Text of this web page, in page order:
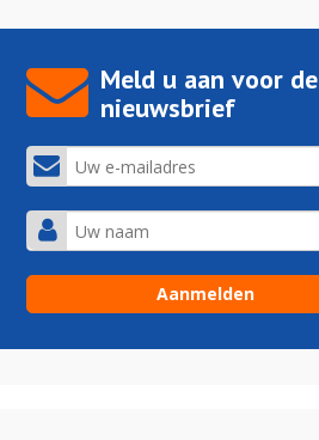
Meld u aan voor de
nieuwsbrief